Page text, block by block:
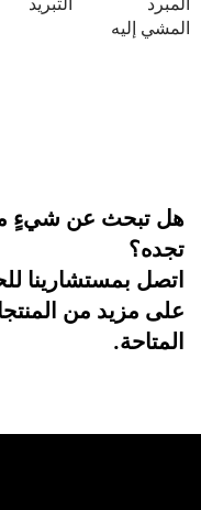
عن شيءٍ ما ولا
للحصول
من المنتجات